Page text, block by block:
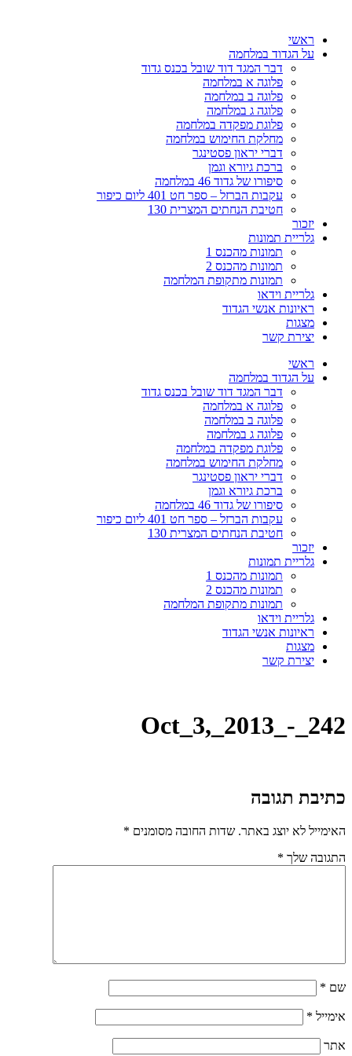
ראשי
על הגדוד במלחמה
דבר המגד דוד שובל בכנס גדוד
פלוגה א במלחמה
פלוגה ב במלחמה
פלוגה ג במלחמה
פלוגת מפקדה במלחמה
מחלקת החימוש במלחמה
דברי יראון פסטינגר
ברכת גיורא וגמן
סיפורו של גדוד 46 במלחמה
עקבות הברזל – ספר חט 401 ליום כיפור
חטיבת הנחתים המצרית 130
יזכור
גלריית תמונות
תמונות מהכנס 1
תמונות מהכנס 2
תמונות מתקופת המלחמה
גלריית וידאו
ראיונות אנשי הגדוד
מצגות
יצירת קשר
ראשי
על הגדוד במלחמה
דבר המגד דוד שובל בכנס גדוד
פלוגה א במלחמה
פלוגה ב במלחמה
פלוגה ג במלחמה
פלוגת מפקדה במלחמה
מחלקת החימוש במלחמה
דברי יראון פסטינגר
ברכת גיורא וגמן
סיפורו של גדוד 46 במלחמה
עקבות הברזל – ספר חט 401 ליום כיפור
חטיבת הנחתים המצרית 130
יזכור
גלריית תמונות
תמונות מהכנס 1
תמונות מהכנס 2
תמונות מתקופת המלחמה
גלריית וידאו
ראיונות אנשי הגדוד
מצגות
יצירת קשר
Oct_3,_2013_-_242
כתיבת תגובה
האימייל לא יוצג באתר. שדות החובה מסומנים *
התגובה שלך *
שם *
אימייל *
אתר